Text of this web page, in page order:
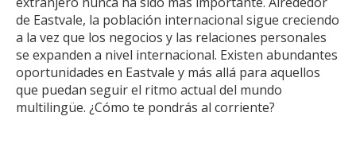
de Eastvale, la población internacional sigue creciendo
a la vez que los negocios y las relaciones personales
se expanden a nivel internacional. Existen abundantes
oportunidades en Eastvale y más allá para aquellos
que puedan seguir el ritmo actual del mundo
multilingüe. ¿Cómo te pondrás al corriente?